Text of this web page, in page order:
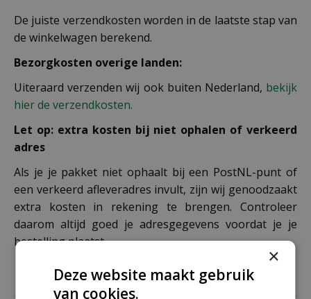
De juiste verzendkosten worden in de laatste stap van
de winkelwagen berekend.
Bezorgkosten overige landen:
Uiteraard verzenden wij ook buiten Nederland, bekijk
hier de verzendkosten.
Let op: extra kosten bij niet ophalen of verkeerd
adres
Als je je pakket niet ophaalt bij een PostNL-punt of
een verkeerd afleveradres invult, zijn wij genoodzaakt
extra kosten in rekening te brengen. Controleer
daarom altijd goed je adresgegevens voordat je je
bestelling plaatst.
×
Deze website maakt gebruik
van cookies.